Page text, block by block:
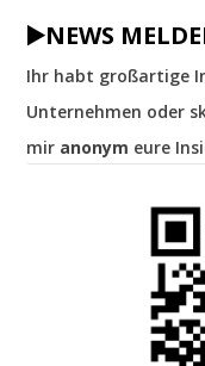
▶️NEWS
Ihr habt großartige
Unternehmen oder
mir anonym eure